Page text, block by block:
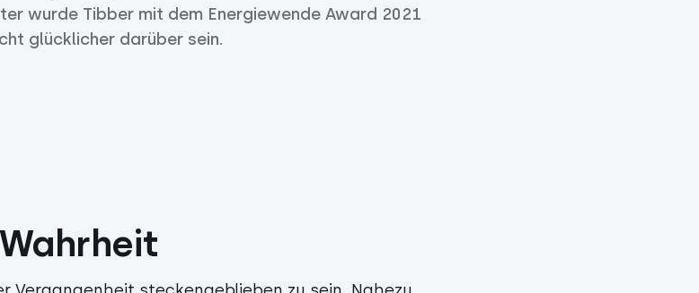
wurde Tibber mit dem Energiewende Award 2021
glücklicher darüber sein.